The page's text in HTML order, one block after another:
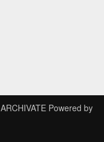
ARCHIVATEPowered by